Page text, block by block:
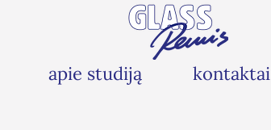
apie studiją kontaktai